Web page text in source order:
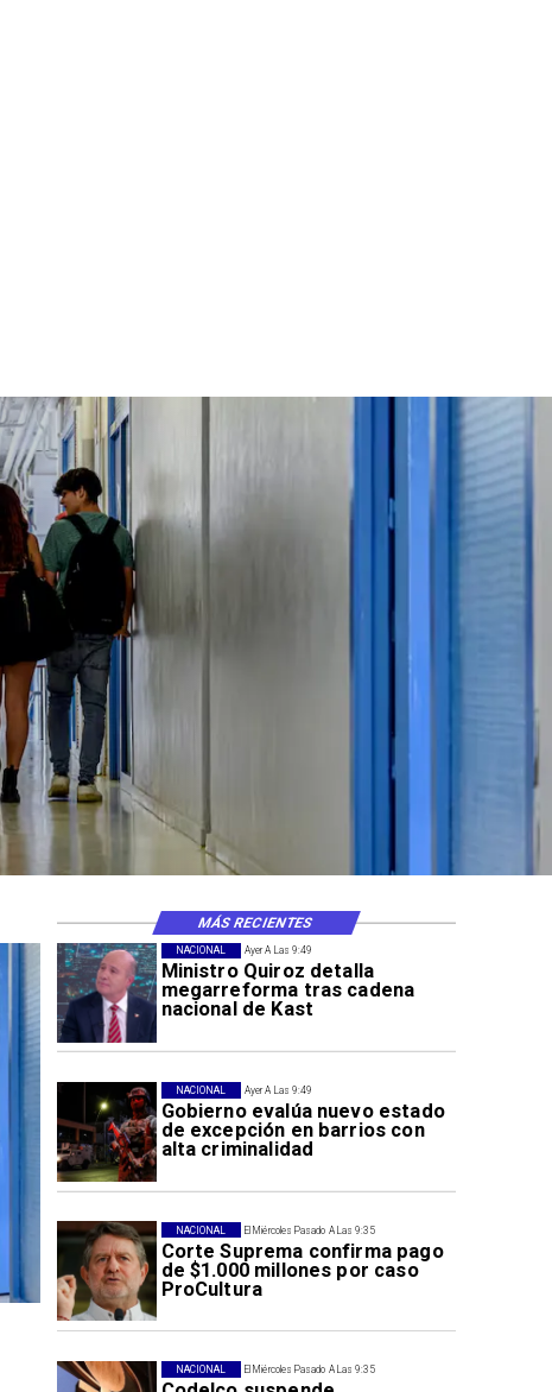
Ayer A Las 9:49
Ministro Quiroz detalla
megarreforma tras cadena
nacional de Kast
NACIONAL
Ayer A Las 9:49
Gobierno evalúa nuevo estado
de excepción en barrios con
alta criminalidad
NACIONAL
El Miércoles Pasado A Las 9:35
Corte Suprema confirma pago
de $1.000 millones por caso
ProCultura
NACIONAL
El Miércoles Pasado A Las 9:35
NACIONAL
MÁS RECIENTES